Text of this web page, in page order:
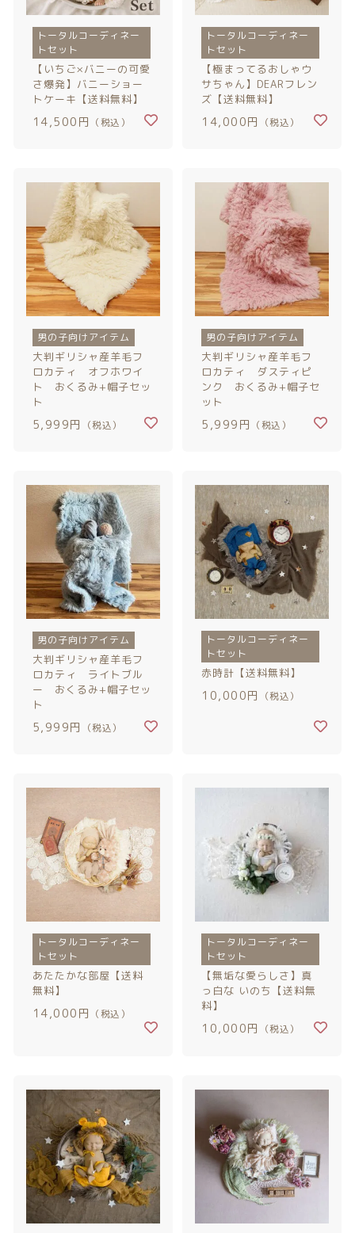
トータルコーディネー
トセット
【いちご×バニーの可愛
さ爆発】バニーショー
トケーキ【送料無料】
14,500円 （税込）
トータルコーディネー
トセット
【極まってるおしゃウ
サちゃん】DEARフレン
ズ【送料無料】
14,000円 （税込）
男の子向けアイテム
大判ギリシャ産羊毛フ
ロカティ オフホワイ
ト おくるみ+帽子セッ
ト
5,999円 （税込）
男の子向けアイテム
大判ギリシャ産羊毛フ
ロカティ ダスティピ
ンク おくるみ+帽子セ
ット
5,999円 （税込）
男の子向けアイテム
大判ギリシャ産羊毛フ
ロカティ ライトブル
ー おくるみ+帽子セッ
ト
5,999円 （税込）
トータルコーディネー
トセット
赤時計【送料無料】
10,000円 （税込）
トータルコーディネー
トセット
あたたかな部屋【送料
無料】
14,000円 （税込）
トータルコーディネー
トセット
【無垢な愛らしさ】真
っ白な いのち【送料無
料】
10,000円 （税込）
よくある質問
プライバシーポリシー
特定商取引法に基づく表記
© 2026 Newborn.Rental